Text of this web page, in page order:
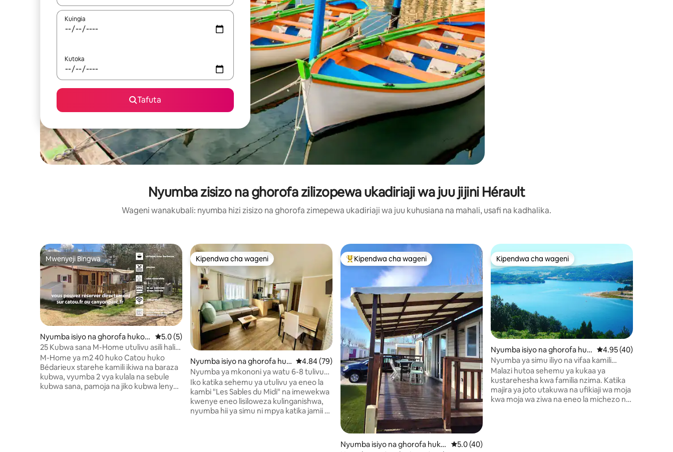
Kuingia
Kutoka
Tafuta
Nyumba zisizo na ghorofa zilizopewa ukadiriaji wa juu jijini Hérault
Wageni wanakubali: nyumba hizi zisizo na ghorofa zimepewa ukadiriaji wa juu kuhusiana na mahali, usafi na kadhalika.
Mwenyeji Bingwa
Mwenyeji Bingwa
Nyumba isiyo na ghorofa huko B
édarieux
Ukadiriaji wa wastani wa 5.0 kati ya 5, tathmini 5
5.0 (5)
25 Kubwa sana M-Home utulivu asili hali
ya hewa l-linge 4p
M-Home ya m2 40 huko Catou huko
Bédarieux starehe kamili ikiwa na baraza
kubwa, vyumba 2 vya kulala na sebule
kubwa sana, pamoja na jiko kubwa lenye
Kipendwa cha wageni
Kipendwa cha wageni
Nyumba isiyo na ghorofa huk
o Sérignan
Ukadiriaji wa wastani wa 4.84 kati ya 5, tathmini 79
4.84 (79)
Nyumba ya mkononi ya watu 6-8 tulivu
Valras ufukwe wa Sérignan 4*
Iko katika sehemu ya utulivu ya eneo la
kambi "Les Sables du Midi" na imewekwa
kwenye eneo lisiloweza kulinganishwa,
nyumba hii ya simu ni mpya katika jamii ya
Kipendwa maarufu cha wageni
Kipendwa cha wageni
Nyumba isiyo na ghorofa huko
Ukadiriaji wa wastani wa 5.0 kati ya 5, tathmini 40
5.0 (40)
Kipendwa cha wageni
Kipendwa cha wageni
Nyumba isiyo na ghorofa huk
o Nages
Ukadiriaji wa wastani
4.95 (40)
Nyumba ya simu iliyo na vifaa kamili
katika eneo la kambi** * * mwonekano wa
ziwa
Malazi hutoa sehemu ya kukaa ya
kustarehesha kwa familia nzima. Katika
majira ya joto utakuwa na ufikiaji wa moja
kwa moja wa ziwa na eneo la michezo na